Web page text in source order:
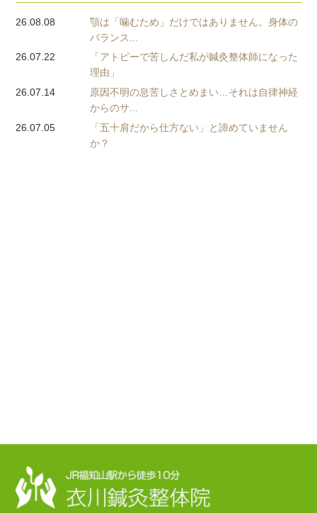
26.08.08
顎は「噛むため」だけではありません。身体の
バランス...
26.07.22
「アトピーで苦しんだ私が鍼灸整体師になった
理由」
26.07.14
原因不明の息苦しさとめまい…それは自律神経
からのサ...
26.07.05
「五十肩だから仕方ない」と諦めていません
か？